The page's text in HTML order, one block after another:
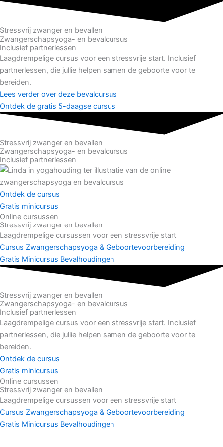
Stressvrij zwanger en bevallen
Zwangerschapsyoga- en bevalcursus
Inclusief partnerlessen
Laagdrempelige cursus voor een stressvrije start. Inclusief
partnerlessen, die jullie helpen samen de geboorte voor te
bereiden.
Lees verder over deze bevalcursus
Ontdek de gratis 5-daagse cursus
Stressvrij zwanger en bevallen
Zwangerschapsyoga- en bevalcursus
Inclusief partnerlessen
Ontdek de cursus
Gratis minicursus
Online cursussen
Stressvrij zwanger en bevallen
Laagdrempelige cursussen voor een stressvrije start
Cursus Zwangerschapsyoga & Geboortevoorbereiding
Gratis Minicursus Bevalhoudingen
Stressvrij zwanger en bevallen
Zwangerschapsyoga- en bevalcursus
Inclusief partnerlessen
Laagdrempelige cursus voor een stressvrije start. Inclusief
partnerlessen, die jullie helpen samen de geboorte voor te
bereiden.
Ontdek de cursus
Gratis minicursus
Online cursussen
Stressvrij zwanger en bevallen
Laagdrempelige cursussen voor een stressvrije start
Cursus Zwangerschapsyoga & Geboortevoorbereiding
Gratis Minicursus Bevalhoudingen